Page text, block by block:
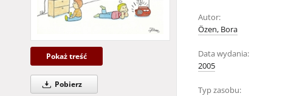
Pokaż treść
Pobierz
Autor:
Özen, Bora
Data wydania:
2005
Typ zasobu: